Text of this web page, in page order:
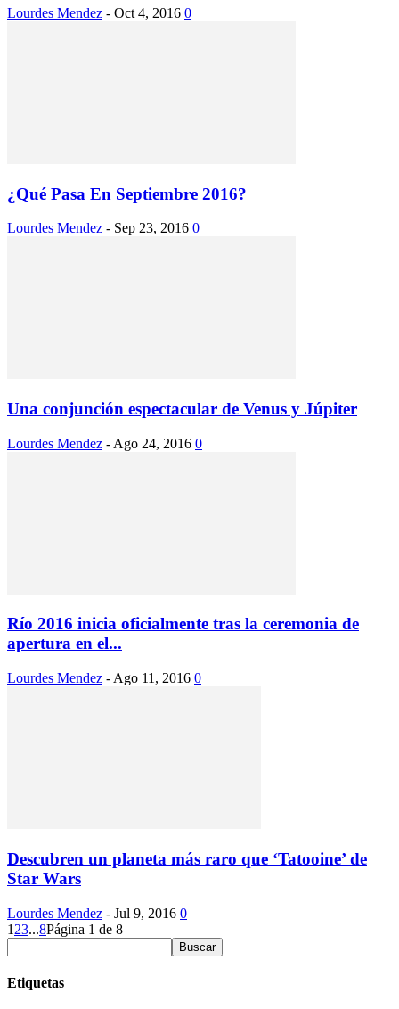
Lourdes Mendez - Oct 4, 2016 0
¿Qué Pasa En Septiembre 2016?
Lourdes Mendez - Sep 23, 2016 0
Una conjunción espectacular de Venus y Júpiter
Lourdes Mendez - Ago 24, 2016 0
Río 2016 inicia oficialmente tras la ceremonia de
apertura en el...
Lourdes Mendez - Ago 11, 2016 0
Descubren un planeta más raro que ‘Tatooine’ de
Star Wars
Lourdes Mendez - Jul 9, 2016 0
1 23...8Página 1 de 8
Etiquetas